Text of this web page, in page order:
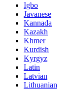
Igbo
Javanese
Kannada
Kazakh
Khmer
Kurdish
Kyrgyz
Latin
Latvian
Lithuanian